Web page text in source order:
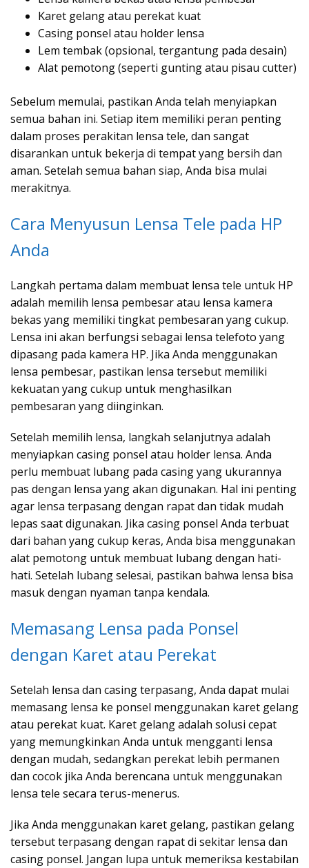
Karet gelang atau perekat kuat
Casing ponsel atau holder lensa
Lem tembak (opsional, tergantung pada desain)
Alat pemotong (seperti gunting atau pisau cutter)
Sebelum memulai, pastikan Anda telah menyiapkan
semua bahan ini. Setiap item memiliki peran penting
dalam proses perakitan lensa tele, dan sangat
disarankan untuk bekerja di tempat yang bersih dan
aman. Setelah semua bahan siap, Anda bisa mulai
merakitnya.
Cara Menyusun Lensa Tele pada HP
Anda
Langkah pertama dalam membuat lensa tele untuk HP
adalah memilih lensa pembesar atau lensa kamera
bekas yang memiliki tingkat pembesaran yang cukup.
Lensa ini akan berfungsi sebagai lensa telefoto yang
dipasang pada kamera HP. Jika Anda menggunakan
lensa pembesar, pastikan lensa tersebut memiliki
kekuatan yang cukup untuk menghasilkan
pembesaran yang diinginkan.
Setelah memilih lensa, langkah selanjutnya adalah
menyiapkan casing ponsel atau holder lensa. Anda
perlu membuat lubang pada casing yang ukurannya
pas dengan lensa yang akan digunakan. Hal ini penting
agar lensa terpasang dengan rapat dan tidak mudah
lepas saat digunakan. Jika casing ponsel Anda terbuat
dari bahan yang cukup keras, Anda bisa menggunakan
alat pemotong untuk membuat lubang dengan hati-
hati. Setelah lubang selesai, pastikan bahwa lensa bisa
masuk dengan nyaman tanpa kendala.
Memasang Lensa pada Ponsel
dengan Karet atau Perekat
Setelah lensa dan casing terpasang, Anda dapat mulai
memasang lensa ke ponsel menggunakan karet gelang
atau perekat kuat. Karet gelang adalah solusi cepat
yang memungkinkan Anda untuk mengganti lensa
dengan mudah, sedangkan perekat lebih permanen
dan cocok jika Anda berencana untuk menggunakan
lensa tele secara terus-menerus.
Jika Anda menggunakan karet gelang, pastikan gelang
tersebut terpasang dengan rapat di sekitar lensa dan
casing ponsel. Jangan lupa untuk memeriksa kestabilan